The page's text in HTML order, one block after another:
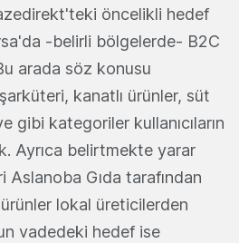
öncelikli hedef
-belirli bölgelerde- B2C
arada söz konusu
kanatlı ürünler, süt
gibi kategoriler kullanıcıların
Ayrıca belirtmekte yarar
Aslanoba Gıda tarafından
lokal üreticilerden
vadedeki hedef ise